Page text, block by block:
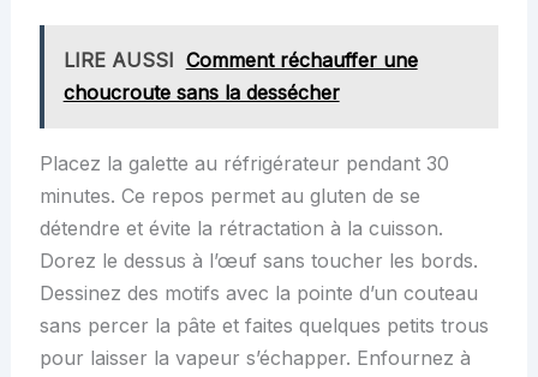
LIRE AUSSI Comment réchauffer une
choucroute sans la dessécher
Placez la galette au réfrigérateur pendant 30
minutes. Ce repos permet au gluten de se
détendre et évite la rétractation à la cuisson.
Dorez le dessus à l’œuf sans toucher les bords.
Dessinez des motifs avec la pointe d’un couteau
sans percer la pâte et faites quelques petits trous
pour laisser la vapeur s’échapper. Enfournez à